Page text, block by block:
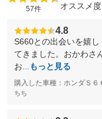
57件 オススメ度
4.8
S660との出会いを嬉
てきました。おかわさ
お...
もっと見る
購入した車種：ホンダＳ６
ちち